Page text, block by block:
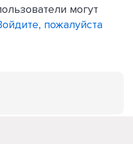
могут
пожалуйста